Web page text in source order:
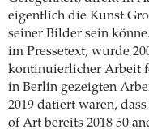
eigentlich die Kunst
seiner Bilder sein
im Pressetext, wurde
kontinuierlicher Arbeit
in Berlin gezeigten
2019 datiert waren,
of Art bereits 2018 50